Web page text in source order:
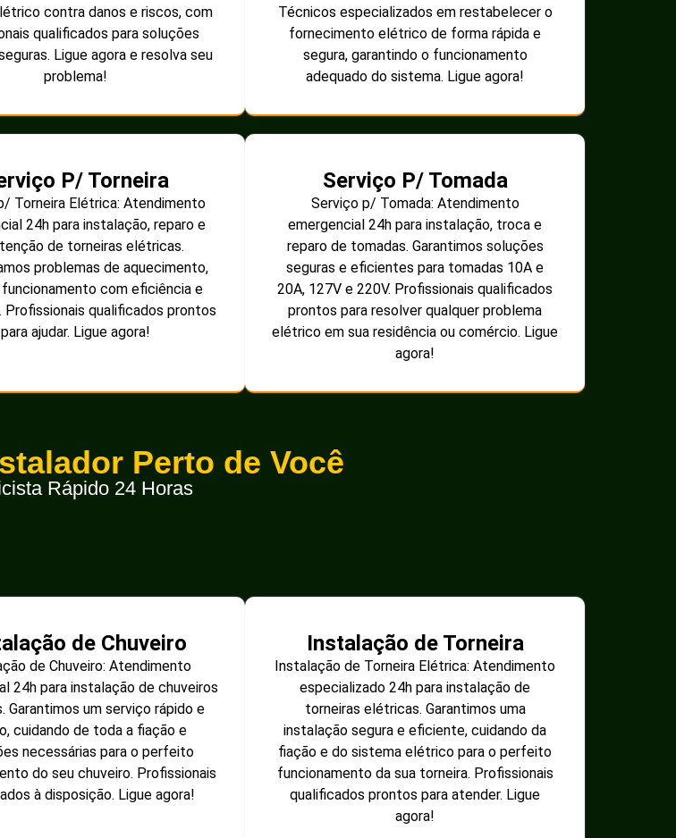
contra danos e riscos, com
qualificados para soluções
Ligue agora e resolva seu
problema!
Técnicos especializados em restabelecer o
fornecimento elétrico de forma rápida e
segura, garantindo o funcionamento
adequado do sistema. Ligue agora!
P/ Torneira
Torneira Elétrica: Atendimento
24h para instalação, reparo e
de torneiras elétricas.
problemas de aquecimento,
com eficiência e
Profissionais qualificados prontos
para ajudar. Ligue agora!
Serviço P/ Tomada
Serviço p/ Tomada: Atendimento
emergencial 24h para instalação, troca e
reparo de tomadas. Garantimos soluções
seguras e eficientes para tomadas 10A e
20A, 127V e 220V. Profissionais qualificados
prontos para resolver qualquer problema
elétrico em sua residência ou comércio. Ligue
agora!
Perto de Você
Rápido 24 Horas
de Chuveiro
de Chuveiro: Atendimento
24h para instalação de chuveiros
Garantimos um serviço rápido e
cuidando de toda a fiação e
necessárias para o perfeito
do seu chuveiro. Profissionais
à disposição. Ligue agora!
Instalação de Torneira
Instalação de Torneira Elétrica: Atendimento
especializado 24h para instalação de
torneiras elétricas. Garantimos uma
instalação segura e eficiente, cuidando da
fiação e do sistema elétrico para o perfeito
funcionamento da sua torneira. Profissionais
qualificados prontos para atender. Ligue
agora!